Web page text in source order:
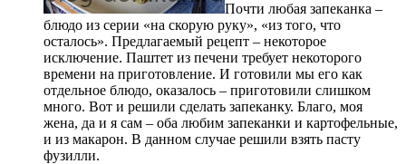
Почти любая запеканка –
блюдо из серии «на скорую руку», «из того, что
осталось». Предлагаемый рецепт – некоторое
исключение. Паштет из печени требует некоторого
времени на приготовление. И готовили мы его как
отдельное блюдо, оказалось – приготовили слишком
много. Вот и решили сделать запеканку. Благо, моя
жена, да и я сам – оба любим запеканки и картофельные,
и из макарон. В данном случае решили взять пасту
фузилли.